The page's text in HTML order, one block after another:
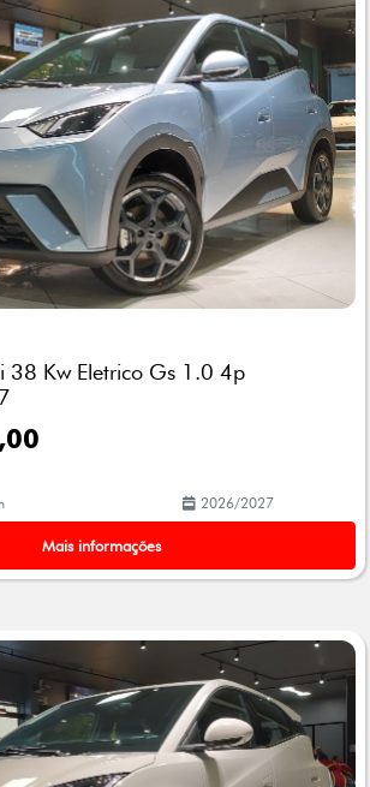
38 Kw Eletrico Gs 1.0 4p
2026/2027
Mais informações